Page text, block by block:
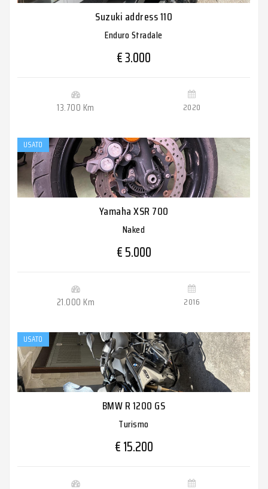
Suzuki address 110
Enduro Stradale
€ 3.000
13.700 Km 2020
USATO
Yamaha XSR 700
Naked
€ 5.000
21.000 Km 2016
USATO
BMW R 1200 GS
Turismo
€ 15.200